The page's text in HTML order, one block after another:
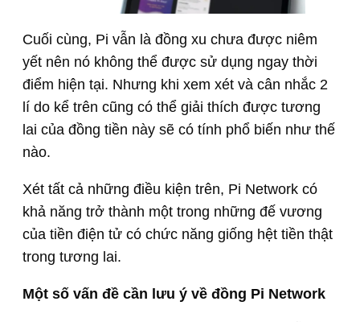
Cuối cùng, Pi vẫn là đồng xu chưa được niêm
yết nên nó không thể được sử dụng ngay thời
điểm hiện tại. Nhưng khi xem xét và cân nhắc 2
lí do kể trên cũng có thể giải thích được tương
lai của đồng tiền này sẽ có tính phổ biến như thế
nào.
Xét tất cả những điều kiện trên, Pi Network có
khả năng trở thành một trong những đế vương
của tiền điện tử có chức năng giống hệt tiền thật
trong tương lai.
Một số vấn đề cần lưu ý về đồng Pi Network